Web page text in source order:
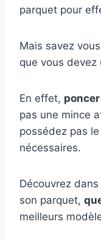
parquet pour
Mais savez
que vous devez
En effet,
pas une mince
possédez pas
nécessaires.
Découvrez
son parquet,
meilleurs